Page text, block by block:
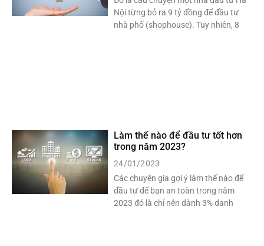
Nội từng bỏ ra 9 tỷ đồng để đầu tư
nhà phố (shophouse). Tuy nhiên, 8
Làm thế nào để đầu tư tốt hơn
trong năm 2023?
24/01/2023
Các chuyên gia gợi ý làm thế nào để
đầu tư để bạn an toàn trong năm
2023 đó là chỉ nên dành 3% danh